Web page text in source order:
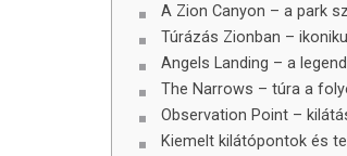
A Zion Canyon – a park
Túrázás Zionban –
Angels Landing – a
The Narrows – túra a
Observation Point –
Kiemelt kilátópontok és